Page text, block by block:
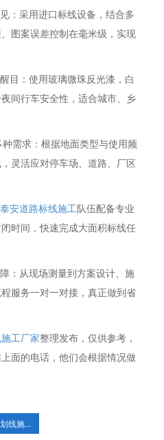
：采用进口标线设备，结合多
图案误差控制在毫米级，实现
目：使用玻璃微珠反光漆，白
间行车安全性，适合城市、乡
需求：根据地面类型与使用频
灵活应对停车场、道路、厂区
泰安道路标线施工队伍配备专业
时间，快速完成大面积标线任
：从现场测量到方案设计、施
服务一对一对接，真正做到省
工厂家整理发布，仅供参考，
面的电话，他们会根据情况做
线施...